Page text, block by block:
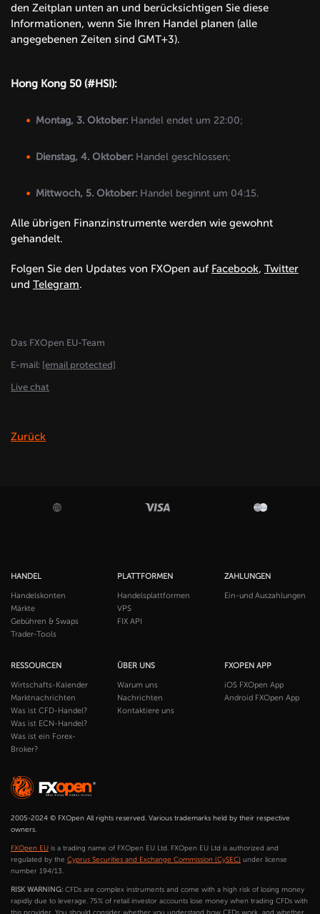
den Zeitplan unten an und berücksichtigen Sie diese
Informationen, wenn Sie Ihren Handel planen (alle
angegebenen Zeiten sind GMT+3).
Hong Kong 50 (#HSI):
Montag, 3. Oktober: Handel endet um 22:00;
Dienstag, 4. Oktober: Handel geschlossen;
Mittwoch, 5. Oktober: Handel beginnt um 04:15.
Alle übrigen Finanzinstrumente werden wie gewohnt
gehandelt.
Folgen Sie den Updates von FXOpen auf Facebook, Twitter
und Telegram.
Das FXOpen EU-Team
E-mail: [email protected]
Live chat
Zurück
HANDEL
Handelskonten
Märkte
Gebühren & Swaps
Trader-Tools
PLATTFORMEN
Handelsplattformen
VPS
FIX API
ZAHLUNGEN
Ein-und Auszahlungen
RESSOURCEN
Wirtschafts-Kalender
Marktnachrichten
Was ist CFD-Handel?
Was ist ECN-Handel?
Was ist ein Forex-
Broker?
ÜBER UNS
Warum uns
Nachrichten
Kontaktiere uns
FXOPEN APP
iOS FXOpen App
Android FXOpen App
2005-2024 © FXOpen All rights reserved. Various trademarks held by their respective
owners.
FXOpen EU is a trading name of FXOpen EU Ltd. FXOpen EU Ltd is authorized and
regulated by the Cyprus Securities and Exchange Commission (CySEC) under license
number 194/13.
RISK WARNING: CFDs are complex instruments and come with a high risk of losing money
rapidly due to leverage. 75% of retail investor accounts lose money when trading CFDs with